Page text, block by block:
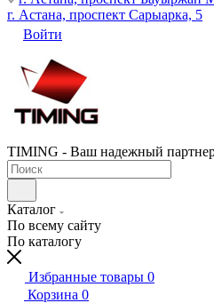
г. Астана, проспект Сарыарка, 5
Войти
TIMING - Ваш надежный
Каталог
По всему сайту
По каталогу
Избранные товары 0
Корзина 0